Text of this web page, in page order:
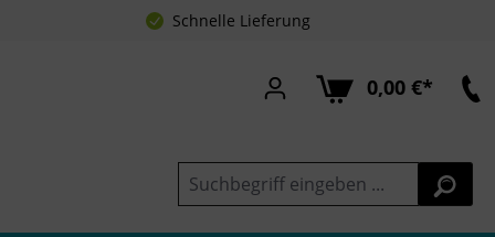
Schnelle Lieferung
0,00 €*